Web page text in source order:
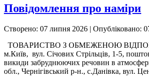
Повідомлення про наміри
Створено: 07 липня 2026 | Опубліковано:
ТОВАРИСТВО З ОБМЕЖЕНОЮ
м.Київ, вул. Січових Стрільців, 1-5,
викиди забруднюючих речовин в
обл., Чернігівський р-н., с.Данівка, вул.